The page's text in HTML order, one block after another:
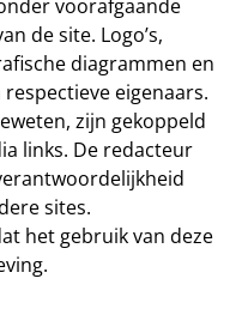
voorafgaande
de site. Logo’s,
diagrammen en
eigenaars.
zijn gekoppeld
links. De redacteur
sites.
het gebruik van deze